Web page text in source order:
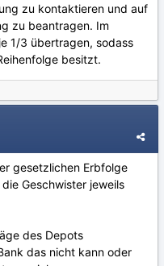
zu kontaktieren und auf
zu beantragen. Im
1/3 übertragen, sodass
besitzt.
gesetzlichen Erbfolge
Geschwister jeweils
des Depots
das nicht kann oder